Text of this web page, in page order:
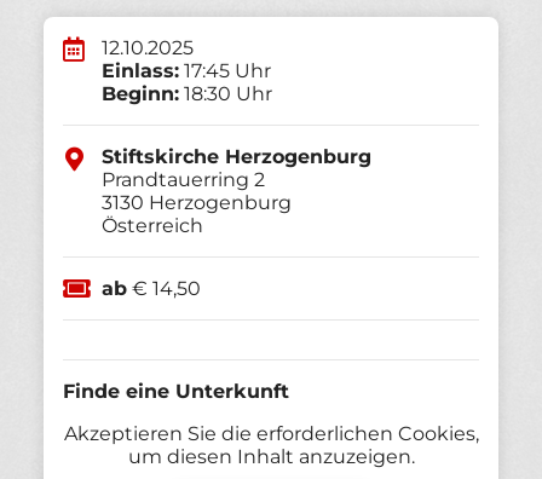
12.10.2025
Einlass: 17:45 Uhr
Beginn: 18:30 Uhr
Stiftskirche Herzogenburg
Prandtauerring 2
3130 Herzogenburg
Österreich
ab € 14,50
Finde eine Unterkunft
Akzeptieren Sie die erforderlichen Cookies,
um diesen Inhalt anzuzeigen.